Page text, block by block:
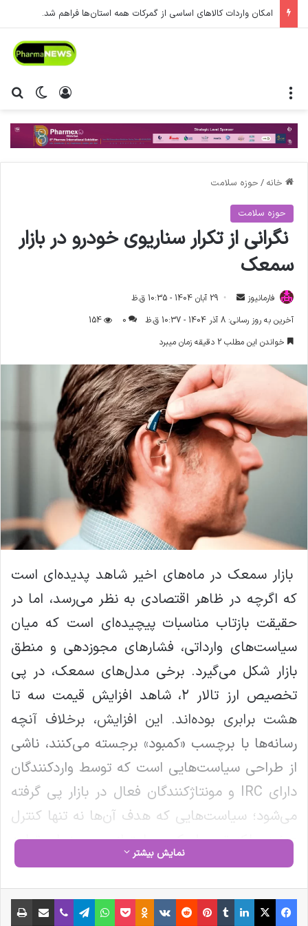
امکان واردات کالاهای اساسی از گمرکات همه استان‌ها فراهم شد.
تغییر ورود
خانه / حوزه سلامت
حوزه سلامت
نگرانی از تکرار سناریوی خودرو در بازار
سمعک
فارمانیوز
ا
ل
ی
م
ی
ل
29 آبان 1404 - 10:35 ق.ظ
آخرین به روز رسانی: 8 آذر 1404 - 10:37 ق.ظ
0
154
خواندن این مطلب 2 دقیقه زمان میبرد
بازار سمعک در ماه‌های اخیر شاهد پدیده‌ای است
که اگرچه در ظاهر اقتصادی به نظر می‌رسد، اما در
حقیقت بازتاب مناسبات پیچیده‌ای است که میان
سیاست‌های وارداتی، فشارهای مجوزدهی و منطق
بازار شکل می‌گیرد. برخی مدل‌های سمعک، در پی
تخصیص ارز تالار ۲، شاهد افزایش قیمت سه تا
هشت برابری بوده‌اند. این افزایش، برخلاف آنچه
رسانه‌ها با برچسب «کمبود» برجسته می‌کنند، ناشی
از طراحی سیاست‌هایی است که توسط واردکنندگان
دارای IRC و مونتاژکنندگان فعال در بازار پی گرفته
می‌شود؛ سیاست‌هایی که هدف آن‌ها نه تنها کنترل
عرضه، بلکه تسهیل کسب امتیاز و مجوزهای تولید
است.
بررسی رفتار فعالان بازار نشان می‌دهد برخی
نمایش بیشتر
فیس بوک X لینکدین ‫تامبلر ‫پین‌ترست ‫رددیت ‫VKontakte
‫Odnoklassniki پاکت واتس آپ تلگرام وایبر اشتراک گذاری از طریق ایمیل